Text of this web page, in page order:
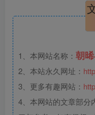
1、本网站名称： 朝
2、本站永久网址：
3、更多有趣网站：
4、本网站的文章部分